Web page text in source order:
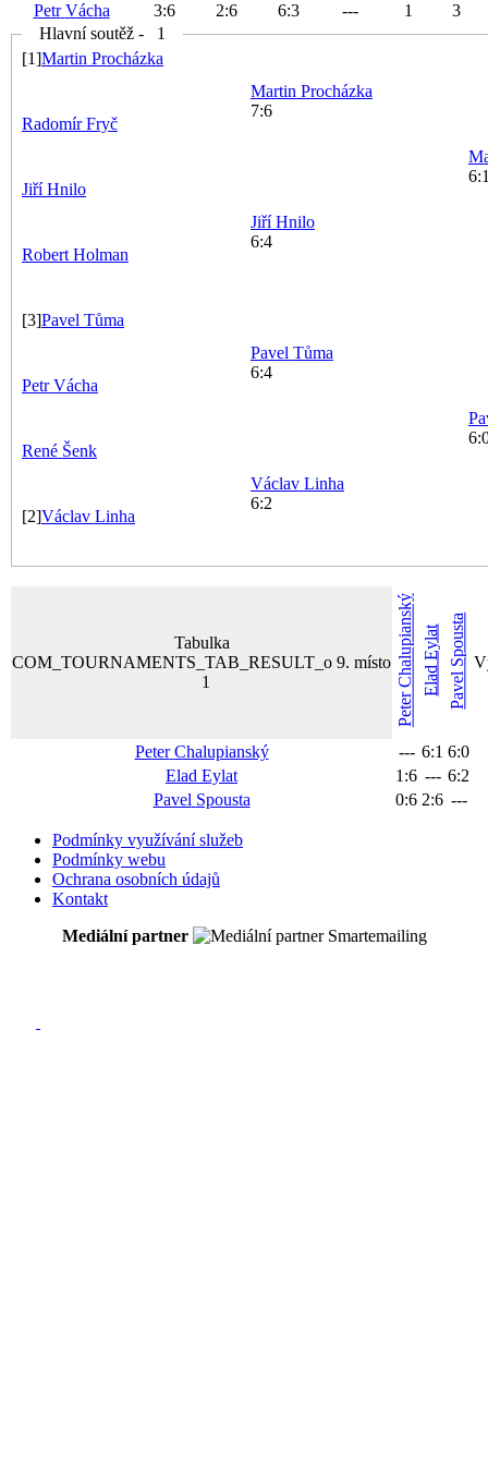
Petr Vácha 3:6 2:6 6:3 --- 1
3
Hlavní soutěž - 1
[1]Martin Procházka
Radomír Fryč
Jiří Hnilo
Robert Holman
[3]Pavel Tůma
Petr Vácha
René Šenk
[2]Václav Linha
Martin Procházka
7:6
Jiří Hnilo
6:4
Pavel Tůma
6:4
Václav Linha
6:2
Tabulka
COM_TOURNAMENTS_TAB_RESULT_o 9. místo
1
Peter
Chalupianský Elad
Eylat
Pavel
Spousta
Peter Chalupianský --- 6:1 6:0
Elad Eylat 1 :6 --- 6:2
Pavel Spousta 0:6 2:6 ---
Podmínky využívání služeb
Podmínky webu
Ochrana osobních údajů
Kontakt
Mediální partner